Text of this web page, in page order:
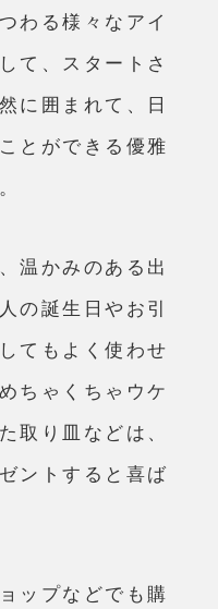
わる様々なアイ
て、スタートさ
に囲まれて、日
とができる優雅
温かみのある出
の誕生日やお引
てもよく使わせ
ちゃくちゃウケ
取り皿などは、
ントすると喜ば
ップなどでも購